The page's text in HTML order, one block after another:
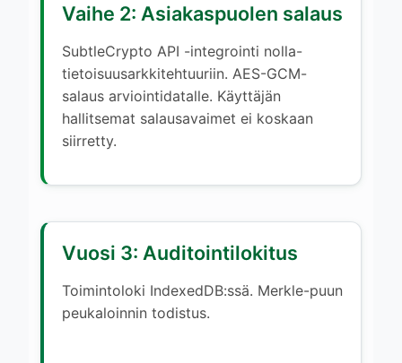
Vaihe 2: Asiakaspuolen salaus
SubtleCrypto API -integrointi nolla-
tietoisuusarkkitehtuuriin. AES-GCM-
salaus arviointidatalle. Käyttäjän
hallitsemat salausavaimet ei koskaan
siirretty.
Vuosi 3: Auditointilokitus
Toimintoloki IndexedDB:ssä. Merkle-puun
peukaloinnin todistus.